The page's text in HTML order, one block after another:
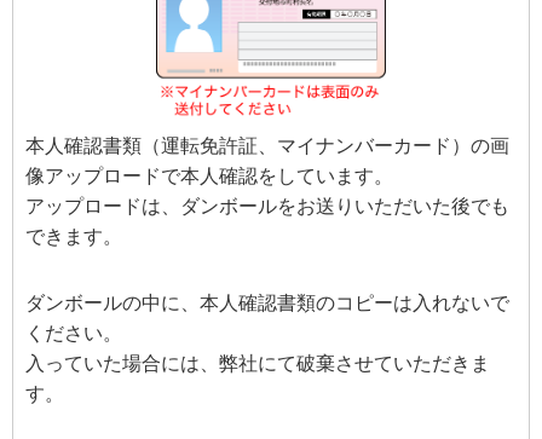
本人確認書類（運転免許証、マイナンバーカード）の画
像アップロードで本人確認をしています。
アップロードは、ダンボールをお送りいただいた後でも
できます。
ダンボールの中に、本人確認書類のコピーは入れないで
ください。
入っていた場合には、弊社にて破棄させていただきま
す。